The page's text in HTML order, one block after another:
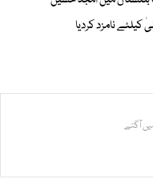
کیلئے نامزد کردیا